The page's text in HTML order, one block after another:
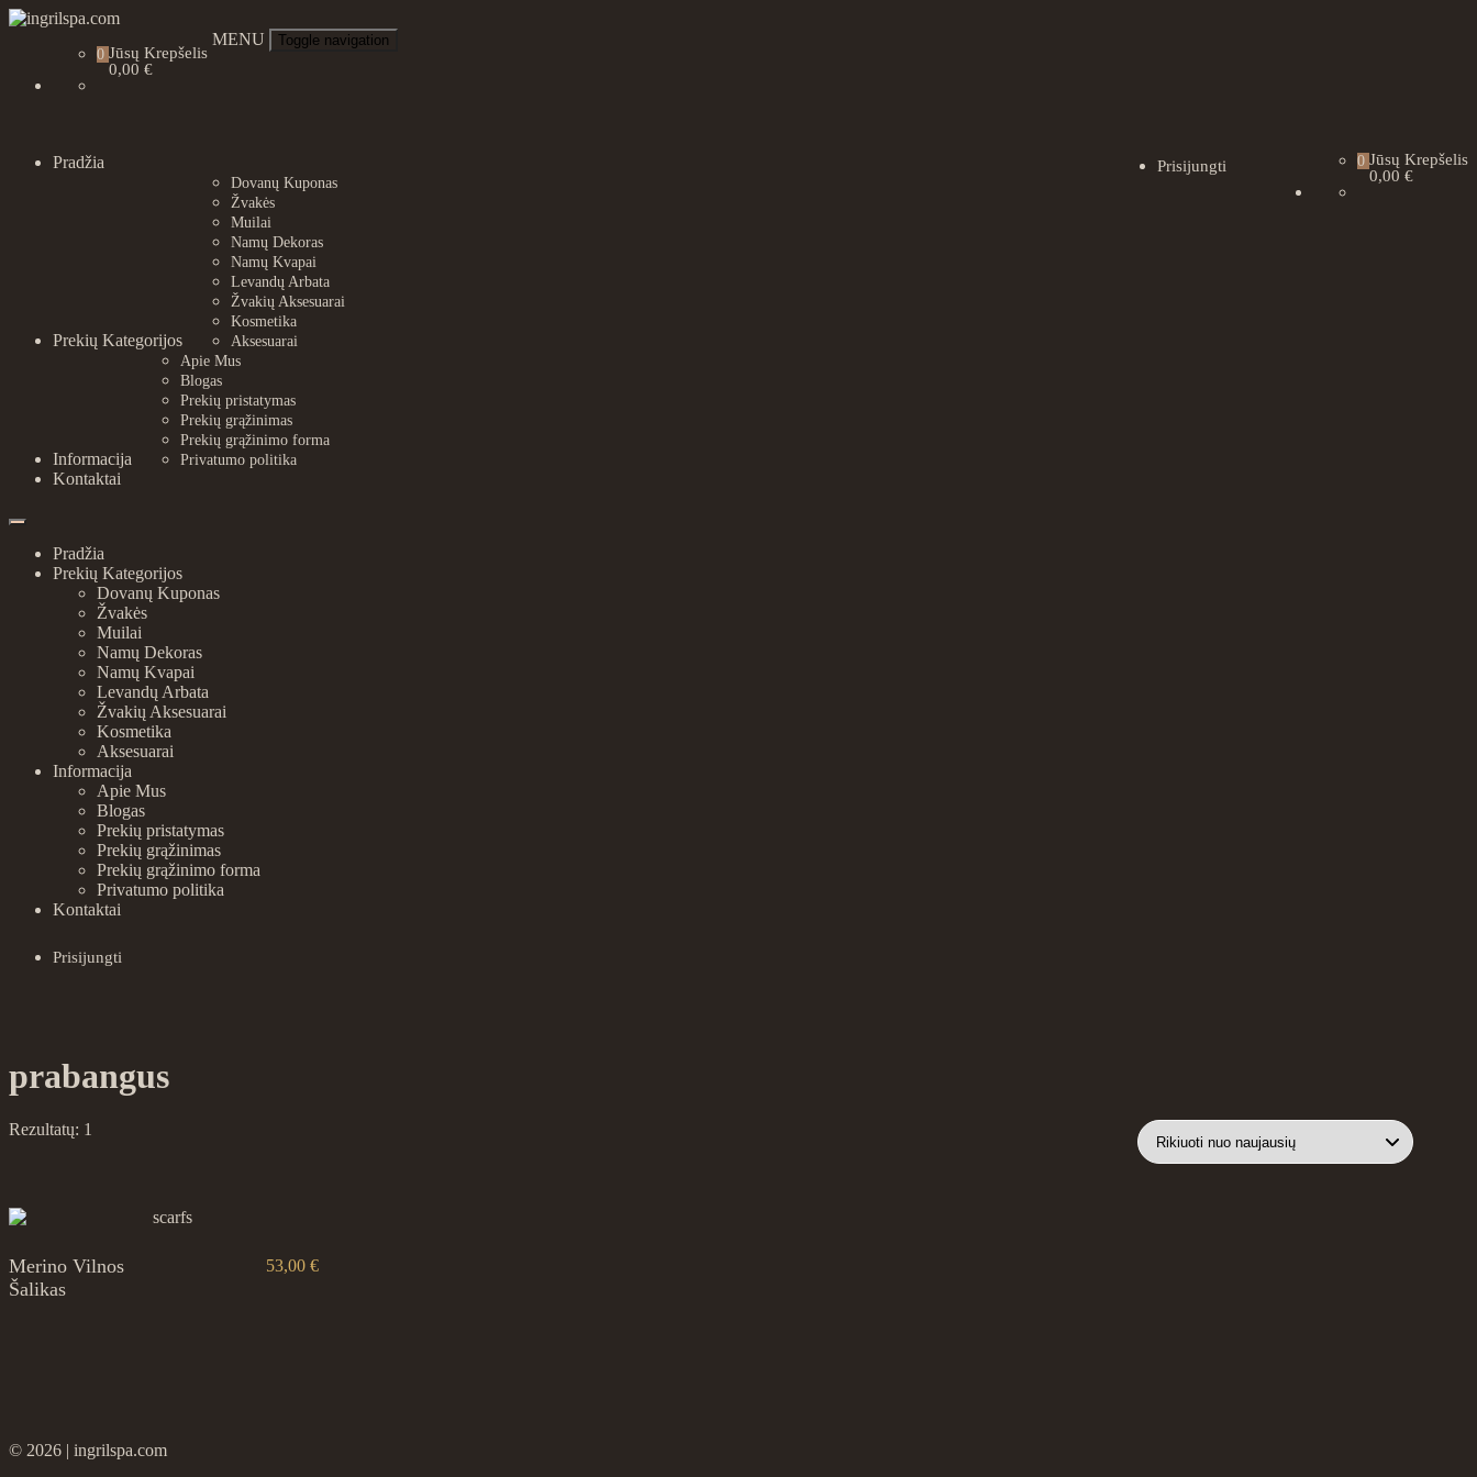
Skip
0 Jūsų Krepšelis
0,00 €
MENU Toggle navigation
Pradžia
Prekių Kategorijos
Dovanų Kuponas
Žvakės
Muilai
Namų Dekoras
Namų Kvapai
Levandų Arbata
Žvakių Aksesuarai
Kosmetika
Aksesuarai
Informacija
Apie Mus
Blogas
Prekių pristatymas
Prekių grąžinimas
Prekių grąžinimo forma
Privatumo politika
Kontaktai
Prisijungti 0 Jūsų Krepšelis
0,00 €
Pradžia
Prekių Kategorijos
Dovanų Kuponas
Žvakės
Muilai
Namų Dekoras
Namų Kvapai
Levandų Arbata
Žvakių Aksesuarai
Kosmetika
Aksesuarai
Informacija
Apie Mus
Blogas
Prekių pristatymas
Prekių grąžinimas
Prekių grąžinimo forma
Privatumo politika
Kontaktai
Prisijungti
prabangus
Rezultatų: 1
Merino Vilnos
Šalikas
53,00 €
2026 ingrilspa.com